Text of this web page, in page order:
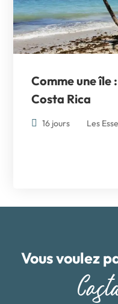
Comme une île
Costa Rica
16 jours Les
Vous voulez